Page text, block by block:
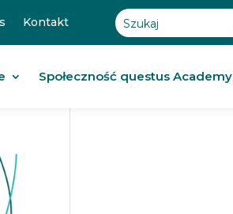
Kontakt
Społeczność questus Academy